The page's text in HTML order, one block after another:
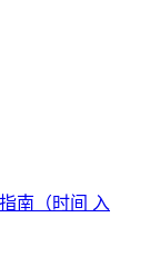
南（时间 入